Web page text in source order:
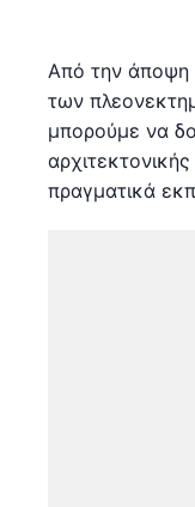
Από την άποψη
των
μπορούμε να
πραγματικά